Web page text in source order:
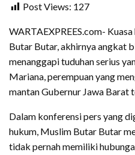
Post Views: 127
WARTAEXPREES.com-
Butar Butar, akhirnya angkat
menanggapi tuduhan serius
Mariana, perempuan yang
mantan Gubernur Jawa Barat
Dalam konferensi pers yang
hukum, Muslim Butar Butar
tidak pernah memiliki